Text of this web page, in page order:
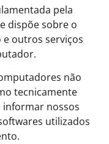
pela
dispõe sobre o
outros serviços
não
tecnicamente
informar nossos
utilizados